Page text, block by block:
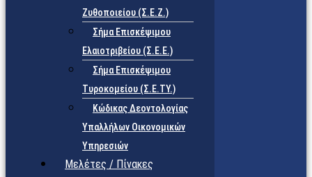
Ζυθοποιείου (Σ.Ε.Ζ.)
Σήμα Επισκέψιμου
Ελαιοτριβείου (Σ.Ε.Ε.)
Σήμα Επισκέψιμου
Τυροκομείου (Σ.Ε.TY.)
Κώδικας Δεοντολογίας
Υπαλλήλων Οικονομικών
Υπηρεσιών
Μελέτες / Πίνακες